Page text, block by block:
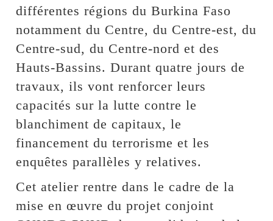
différentes régions du Burkina Faso
notamment du Centre, du Centre-est, du
Centre-sud, du Centre-nord et des
Hauts-Bassins. Durant quatre jours de
travaux, ils vont renforcer leurs
capacités sur la lutte contre le
blanchiment de capitaux, le
financement du terrorisme et les
enquêtes parallèles y relatives.
Cet atelier rentre dans le cadre de la
mise en œuvre du projet conjoint